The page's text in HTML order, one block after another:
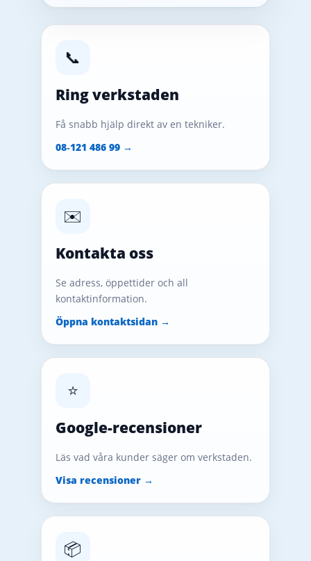
📞
Ring verkstaden
Få snabb hjälp direkt av en tekniker.
08‑121 486 99 →
✉️
Kontakta oss
Se adress, öppettider och all
kontaktinformation.
Öppna kontaktsidan →
⭐
Google-recensioner
Läs vad våra kunder säger om verkstaden.
Visa recensioner →
📦